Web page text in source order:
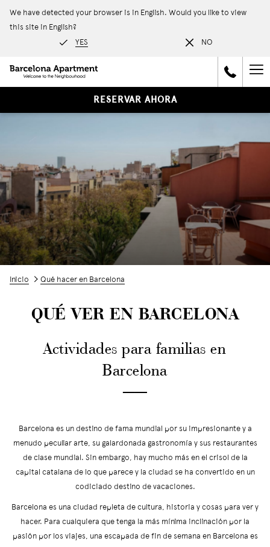
We have detected your browser is in English. Would you like to view
this site in English?
YES NO
RESERVAR AHORA
Inicio Qué hacer en Barcelona
QUÉ VER EN BARCELONA
Actividades para familias en
Barcelona
──
Barcelona es un destino de fama mundial por su impresionante y a
menudo peculiar arte, su galardonada gastronomía y sus restaurantes
de clase mundial. Sin embargo, hay mucho más en el crisol de la
capital catalana de lo que parece y la ciudad se ha convertido en un
codiciado destino de vacaciones.
Barcelona es una ciudad repleta de cultura, historia y cosas para ver y
hacer. Para cualquiera que tenga la más mínima inclinación por la
pasión por los viajes, una escapada de fin de semana en Barcelona es